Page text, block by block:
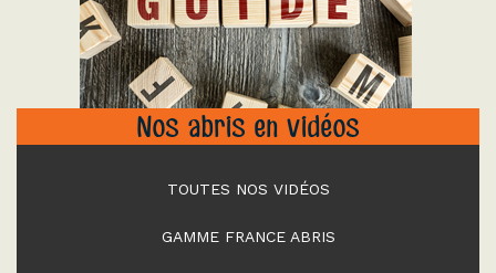
Nos abris en vidéos
TOUTES NOS VIDÉOS
GAMME FRANCE ABRIS